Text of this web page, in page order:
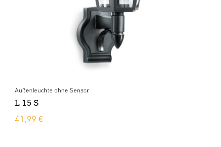
Außenleuchte ohne Sensor
L 15 S
41,99 €